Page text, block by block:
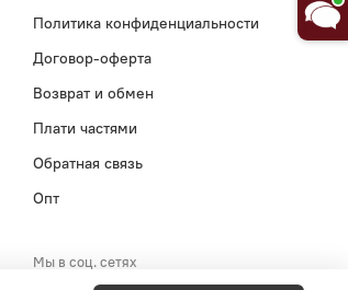
Политика конфиденциальности
Договор-оферта
Возврат и обмен
Плати частями
Обратная связь
Опт
Мы в соц. сетях